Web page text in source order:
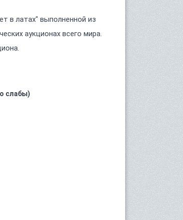
в латах" выполненной из
аукционах всего мира.
слабы)